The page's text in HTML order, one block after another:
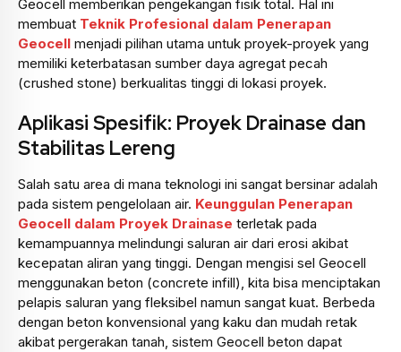
Geocell memberikan pengekangan fisik total. Hal ini
membuat Teknik Profesional dalam Penerapan
Geocell menjadi pilihan utama untuk proyek-proyek yang
memiliki keterbatasan sumber daya agregat pecah
(crushed stone) berkualitas tinggi di lokasi proyek.
Aplikasi Spesifik: Proyek Drainase dan
Stabilitas Lereng
Salah satu area di mana teknologi ini sangat bersinar adalah
pada sistem pengelolaan air. Keunggulan Penerapan
Geocell dalam Proyek Drainase terletak pada
kemampuannya melindungi saluran air dari erosi akibat
kecepatan aliran yang tinggi. Dengan mengisi sel Geocell
menggunakan beton (concrete infill), kita bisa menciptakan
pelapis saluran yang fleksibel namun sangat kuat. Berbeda
dengan beton konvensional yang kaku dan mudah retak
akibat pergerakan tanah, sistem Geocell beton dapat